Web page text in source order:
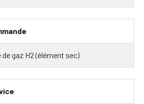
gaz H2 (élément sec)